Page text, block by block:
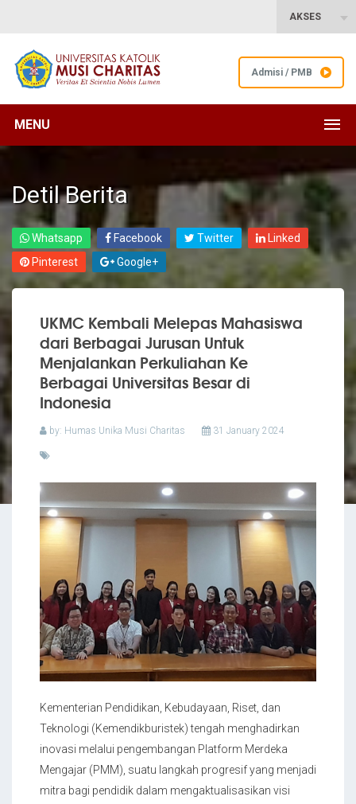
AKSES
Admisi / PMB
MENU
Detil Berita
Whatsapp Facebook Twitter
Linked
Pinterest
Google+
UKMC Kembali Melepas Mahasiswa
dari Berbagai Jurusan Untuk
Menjalankan Perkuliahan Ke
Berbagai Universitas Besar di
Indonesia
by: Humas Unika Musi Charitas 31 January 2024
Kementerian Pendidikan, Kebudayaan, Riset, dan
Teknologi (Kemendikburistek) tengah menghadirkan
inovasi melalui pengembangan Platform Merdeka
Mengajar (PMM), suatu langkah progresif yang menjadi
mitra bagi pendidik dalam mengaktualisasikan visi